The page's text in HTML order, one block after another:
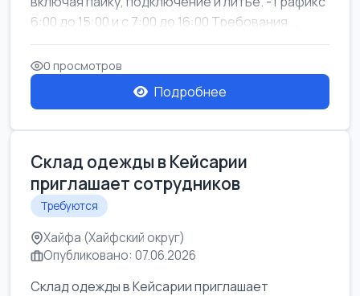
6:00 до 15:00 и с 7:00 до 16:00 Требования...
0 просмотров
Подробнее
Склад одежды в Кейсарии
приглашает сотрудников
Требуются
Хайфа (Хайфский округ)
Опубликовано: 07.06.2026
Склад одежды в Кейсарии приглашает